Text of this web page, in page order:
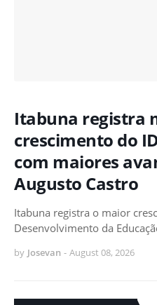
Itabuna registra
crescimento do
com maiores
Augusto Castro
Itabuna registra o maior
Desenvolvimento da
by Josevan - August 08, 2026